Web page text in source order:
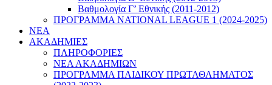
Βαθμολογία Γ’ Εθνικής (2011-2012)
ΠΡΟΓΡΑΜΜΑ NATIONAL LEAGUE 1 (2024-2025)
ΝΕΑ
ΑΚΑΔΗΜΙΕΣ
ΠΛΗΡΟΦΟΡΙΕΣ
ΝΕΑ ΑΚΑΔΗΜΙΩΝ
ΠΡΟΓΡΑΜΜΑ ΠΑΙΔΙΚΟΥ ΠΡΩΤΑΘΛΗΜΑΤΟΣ